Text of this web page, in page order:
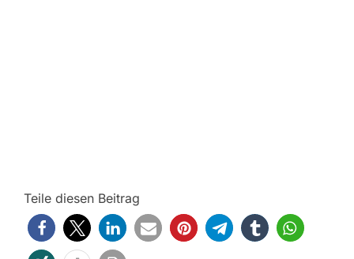
Teile diesen Beitrag